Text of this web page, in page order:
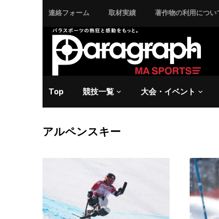
連絡フォーム 取材実績 著作物の利用につい
Top 競技一覧 大会・イベント
アルペンスキー